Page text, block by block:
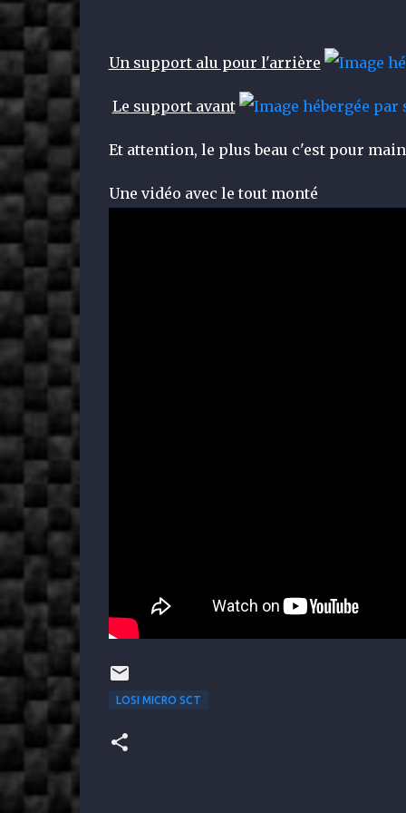
Un support alu pour l'arrière
Le support avant
Et attention, le plus beau c'est pour
Une vidéo avec le tout monté
LOSI MICRO SCT